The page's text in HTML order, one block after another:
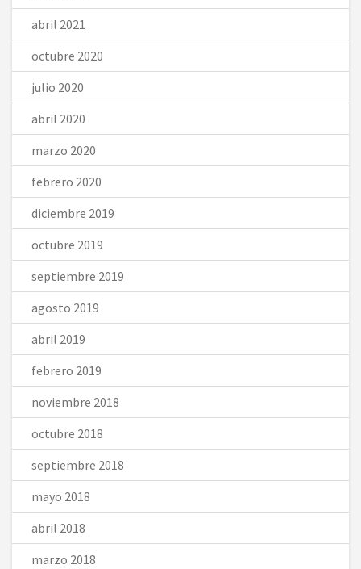
abril 2021
octubre 2020
julio 2020
abril 2020
marzo 2020
febrero 2020
diciembre 2019
octubre 2019
septiembre 2019
agosto 2019
abril 2019
febrero 2019
noviembre 2018
octubre 2018
septiembre 2018
mayo 2018
abril 2018
marzo 2018